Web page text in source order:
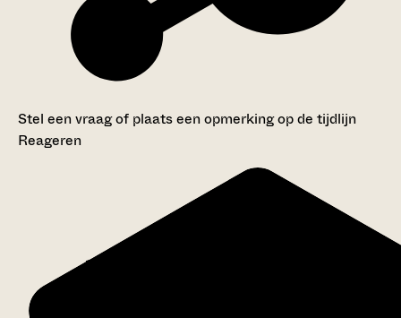
Stel een vraag of plaats een opmerking op de tijdlijn
Reageren